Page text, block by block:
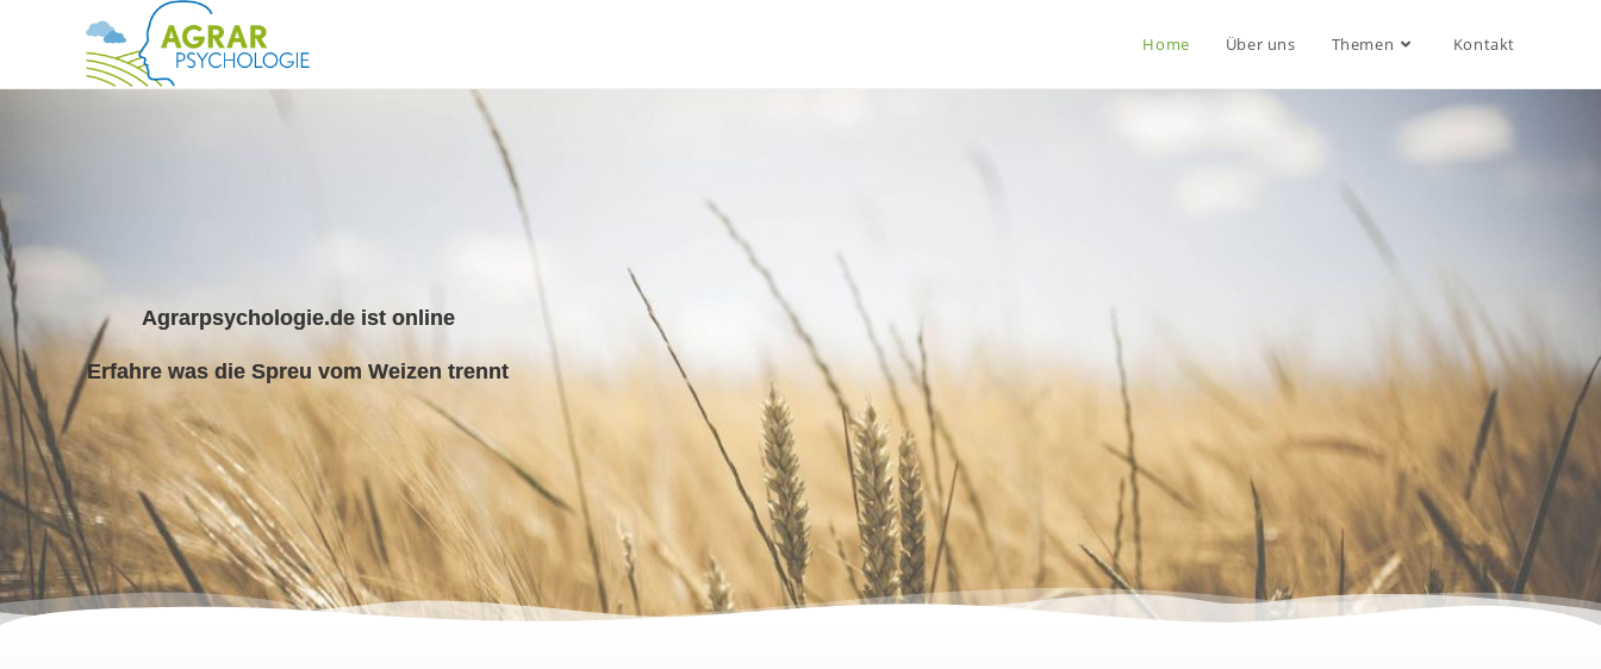
Home Über uns Themen Kontakt
Agrarpsychologie.de ist online
Erfahre was die Spreu vom Weizen trennt